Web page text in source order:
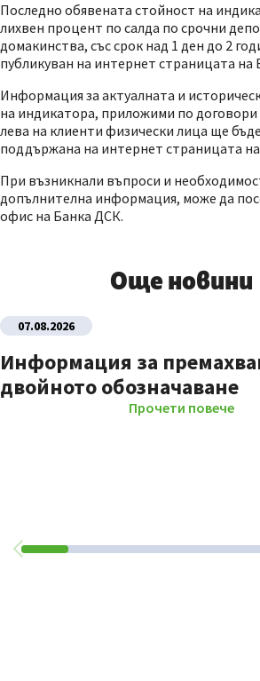
Последно обявената стойност на
лихвен процент по салда по срочни
домакинства, със срок над 1 ден до 2
публикуван на интернет страницата на
Информация за актуалната и
на индикатора, приложими по договори
лева на клиенти физически лица ще
поддържана на интернет страницата
При възникнали въпроси и
допълнителна информация, може да
офис на Банка ДСК.
Още новини
07.08.2026
Информация за
двойното обозначаване
Прочети повече